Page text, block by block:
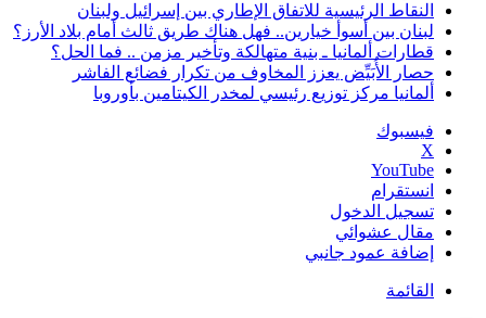
النقاط الرئيسية للاتفاق الإطاري بين إسرائيل ولبنان
لبنان بين أسوأ خيارين.. فهل هناك طريق ثالث أمام بلاد الأرز؟
قطارات ألمانيا ـ بنية متهالكة وتأخير مزمن .. فما الحل؟
حصار الأُبَيِّض يعزز المخاوف من تكرار فضائع الفاشر
ألمانيا مركز توزيع رئيسي لمخدر الكيتامين بأوروبا
فيسبوك
‫X
‫YouTube
انستقرام
تسجيل الدخول
مقال عشوائي
إضافة عمود جانبي
القائمة